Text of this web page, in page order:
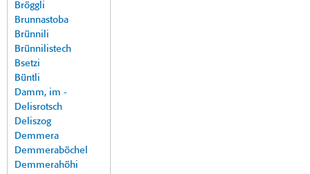
Bröggli
Brunnastoba
Brünnili
Brünnilistech
Bsetzi
Büntli
Damm, im -
Delisrotsch
Deliszog
Demmera
Demmeraböchel
Demmerahöhi